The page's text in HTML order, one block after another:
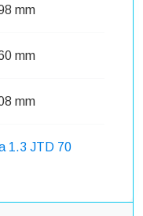
mm
mm
mm
1.3 JTD 70